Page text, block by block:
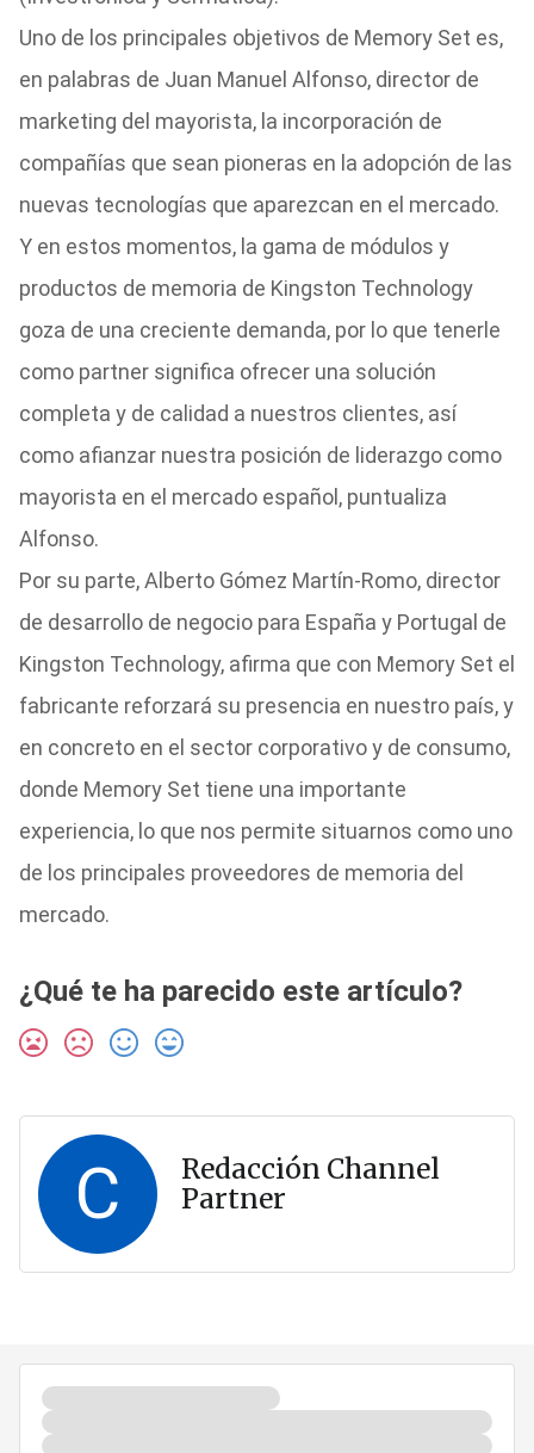
Uno de los principales objetivos de Memory Set es,
en palabras de Juan Manuel Alfonso, director de
marketing del mayorista, la incorporación de
compañías que sean pioneras en la adopción de las
nuevas tecnologías que aparezcan en el mercado.
Y en estos momentos, la gama de módulos y
productos de memoria de Kingston Technology
goza de una creciente demanda, por lo que tenerle
como partner significa ofrecer una solución
completa y de calidad a nuestros clientes, así
como afianzar nuestra posición de liderazgo como
mayorista en el mercado español, puntualiza
Alfonso.
Por su parte, Alberto Gómez Martín-Romo, director
de desarrollo de negocio para España y Portugal de
Kingston Technology, afirma que con Memory Set el
fabricante reforzará su presencia en nuestro país, y
en concreto en el sector corporativo y de consumo,
donde Memory Set tiene una importante
experiencia, lo que nos permite situarnos como uno
de los principales proveedores de memoria del
mercado.
¿Qué te ha parecido este artículo?
C
Redacción Channel
Partner